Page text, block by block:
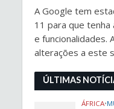
A Google tem
11 para que
e funcionalidades.
alterações a este
ÚLTIMAS
ÁFRICA•